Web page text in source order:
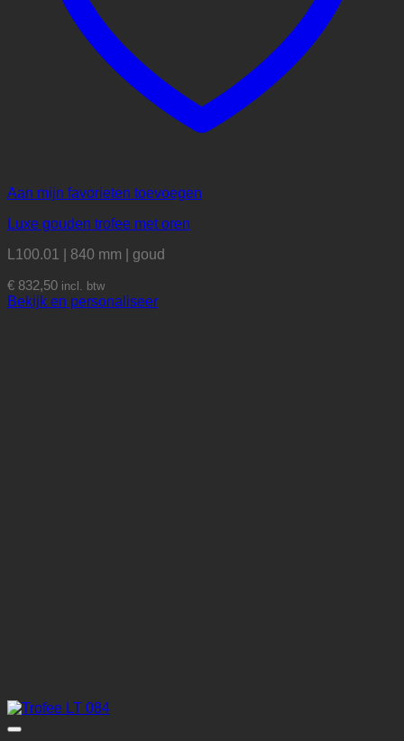
Aan mijn favorieten toevoegen
Luxe gouden trofee met oren
L100.01 | 840 mm | goud
€ 832,50 incl. btw
Bekijk en personaliseer